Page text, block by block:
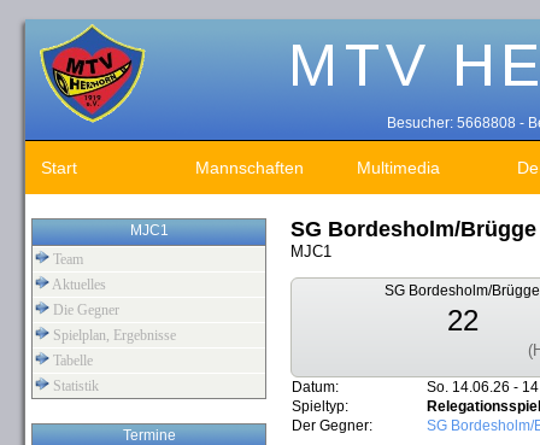
Besucher: 5668808 -
Start Mannschaften Multimedia
MJC1
Team
Aktuelles
Die Gegner
Spielplan, Ergebnisse
Tabelle
Statistik
Termine
SG Bordesholm/
MJC1
SG Bordesholm/Brügge
22
Datum:
So. 14.06.26 -
Spieltyp:
Relegationsspiel
Der Gegner:
SG Bordesholm/